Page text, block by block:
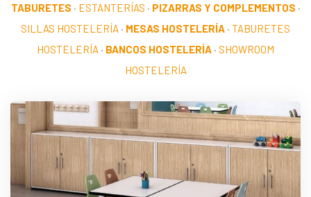
TABURETES · ESTANTERÍAS · PIZARRAS Y COMPLEMENTOS ·
SILLAS HOSTELERÍA · MESAS HOSTELERÍA · TABURETES
HOSTELERÍA · BANCOS HOSTELERÍA · SHOWROOM
HOSTELERÍA